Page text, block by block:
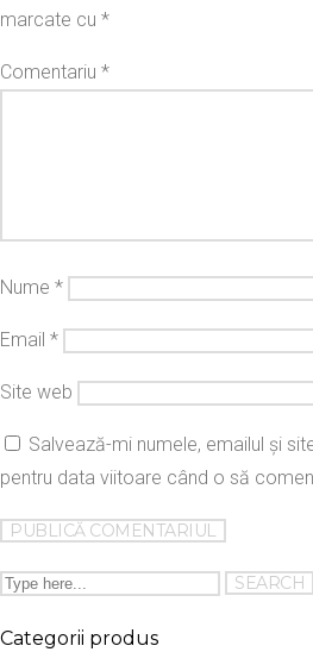
marcate cu *
Comentariu *
Nume *
Email *
Site web
Salvează-mi numele, emailul și
pentru data viitoare când o să
Categorii produs